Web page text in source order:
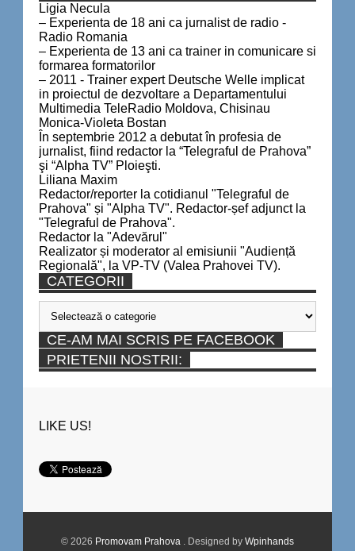
Ligia Necula
– Experienta de 18 ani ca jurnalist de radio -
Radio Romania
– Experienta de 13 ani ca trainer in comunicare si
formarea formatorilor
– 2011 - Trainer expert Deutsche Welle implicat
in proiectul de dezvoltare a Departamentului
Multimedia TeleRadio Moldova, Chisinau
Monica-Violeta Bostan
În septembrie 2012 a debutat în profesia de
jurnalist, fiind redactor la “Telegraful de Prahova”
şi “Alpha TV” Ploieşti.
Liliana Maxim
Redactor/reporter la cotidianul "Telegraful de
Prahova" și "Alpha TV". Redactor-șef adjunct la
"Telegraful de Prahova".
Redactor la "Adevărul"
Realizator și moderator al emisiunii "Audiență
Regională", la VP-TV (Valea Prahovei TV).
CATEGORII
Categorii
CE-AM MAI SCRIS PE FACEBOOK
PRIETENII NOSTRII:
LIKE US!
© 2026 Promovam Prahova . Designed by Wpinhands